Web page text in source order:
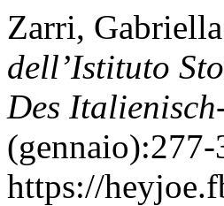
Zarri,
dell’Istituto
Des
(gennaio):277-
https://